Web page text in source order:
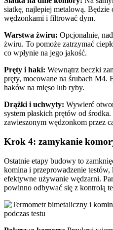
siatkę, najlepiej metalową. Będzie
wędzonkami i filtrować dym.
Warstwa żwiru: Opcjonalnie,
żwiru. To pomoże zatrzymać
co wpłynie na jego jakość.
Pręty i haki: Wewnątrz beczki
pręty, mocowane na śrubach M4.
haków na mięso lub ryby.
Drążki i uchwyty: Wywierć
system płaskich prętów od
zawieszonym wędzonkom przez
Krok 4: zamykanie
Ostatnie etapy budowy to
komina i przeprowadzenie
efektywne używanie wędzarni.
powinno odbywać się z kontrolą